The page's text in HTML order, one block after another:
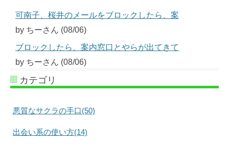
可南子、桜井のメールをブロックしたら、案
by ちーさん (08/06)
ブロックしたら、案内窓口とやらが出てきて
by ちーさん (08/06)
カテゴリ
悪質なサクラの手口(50)
出会い系の使い方(14)